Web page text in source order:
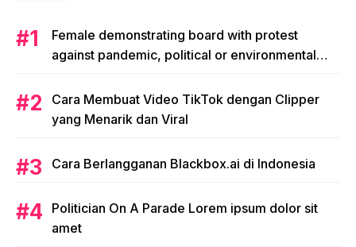
Female demonstrating board with protest
against pandemic, political or environmental
Cara Membuat Video TikTok dengan Clipper
yang Menarik dan Viral
Cara Berlangganan Blackbox.ai di Indonesia
Politician On A Parade Lorem ipsum dolor sit
amet